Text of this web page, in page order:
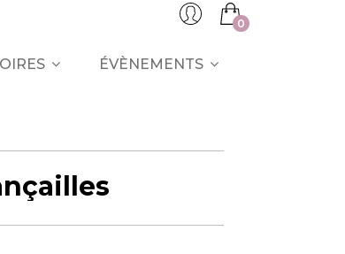
0
ÉVÈNEMENTS